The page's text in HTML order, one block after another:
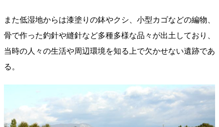
また低湿地からは漆塗りの鉢やクシ、小型カゴなどの編物、
骨で作った釣針や縫針など多種多様な品々が出土しており、
当時の人々の生活や周辺環境を知る上で欠かせない遺跡であ
る。